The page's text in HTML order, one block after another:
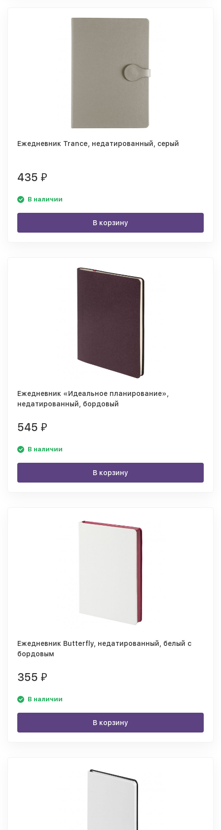
Ежедневник Trance, недатированный, серый
435 ₽
В наличии
В корзину
Ежедневник «Идеальное планирование»,
недатированный, бордовый
545 ₽
В наличии
В корзину
Ежедневник Butterfly, недатированный, белый с
бордовым
355 ₽
В наличии
В корзину